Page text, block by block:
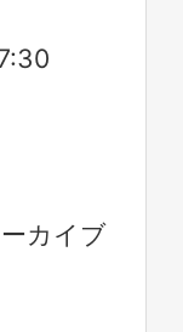
カイブ